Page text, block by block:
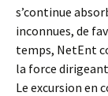
s’continue
inconnues, de
temps, NetEnt
la force
Le excursion en